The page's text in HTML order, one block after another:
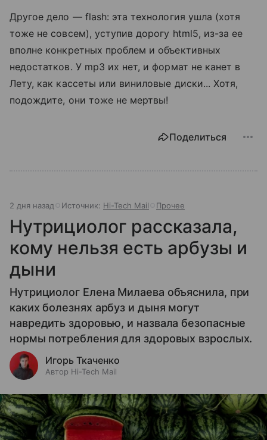
Другое дело — flash: эта технология ушла (хотя
тоже не совсем), уступив дорогу html5, из-за ее
вполне конкретных проблем и объективных
недостатков. У mp3 их нет, и формат не канет в
Лету, как кассеты или виниловые диски... Хотя,
подождите, они тоже не мертвы!
Поделиться
2 дня назад Источник: Hi-Tech Mail Прочее
Нутрициолог рассказала,
кому нельзя есть арбузы и
дыни
Нутрициолог Елена Милаева объяснила, при
каких болезнях арбуз и дыня могут
навредить здоровью, и назвала безопасные
нормы потребления для здоровых взрослых.
Игорь Ткаченко
Автор Hi-Tech Mail